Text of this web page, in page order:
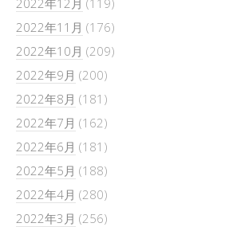
2022年12月 (119)
2022年11月 (176)
2022年10月 (209)
2022年9月 (200)
2022年8月 (181)
2022年7月 (162)
2022年6月 (181)
2022年5月 (188)
2022年4月 (280)
2022年3月 (256)